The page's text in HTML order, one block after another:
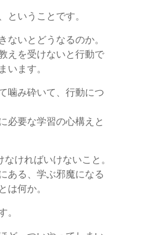
ということです。
ないとどうなるのか。
えを受けないと行動で
います。
噛み砕いて、行動につ
必要な学習の心構えと
ければいけないこと。
ある、学ぶ邪魔になる
は何か。
。